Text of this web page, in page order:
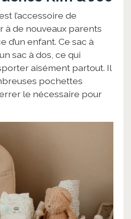
l’accessoire de
à de nouveaux parents
d’un enfant. Ce sac à
sac à dos, ce qui
aisément partout. Il
pochettes
le nécessaire pour